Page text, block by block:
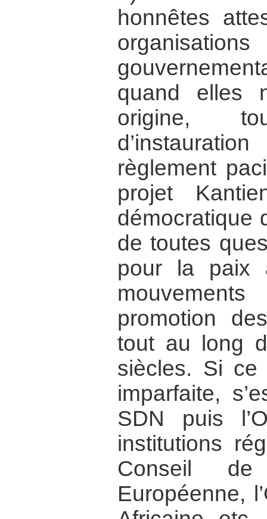
honnêtes
quand elles
origine,
règlement
projet
démocratique
de toutes
pour la paix
promotion
tout au long
siècles. Si
imparfaite,
SDN puis
institutions
Conseil de
Européenne,